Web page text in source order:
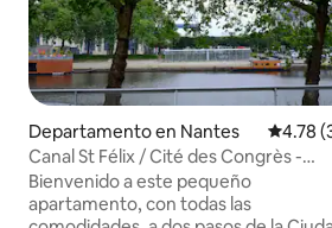
Departamento en Nantes
4.78
Canal St Félix / Cité des Congrès -
aparcamiento
Bienvenido a este pequeño
apartamento, con todas las